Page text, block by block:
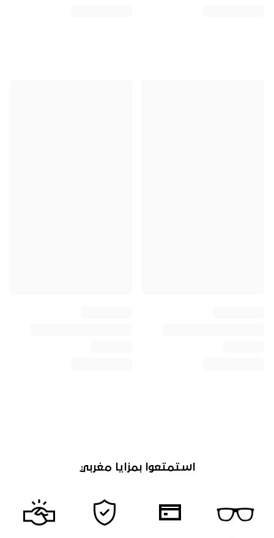
استمتعوا بمزايا مغربي